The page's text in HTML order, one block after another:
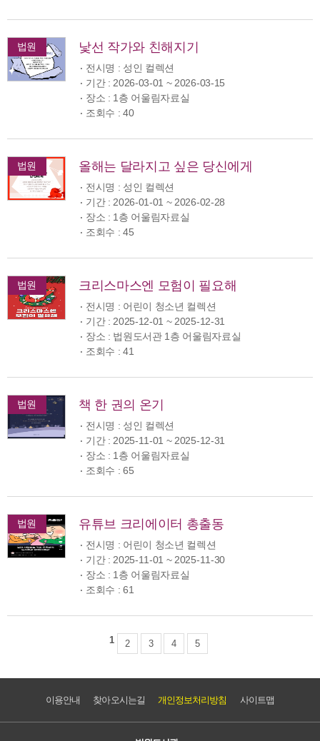
법원 낯선 작가와 친해지기
전시명 : 성인 컬렉션
기간 : 2026-03-01 ~ 2026-03-15
장소 : 1층 어울림자료실
조회수 : 40
법원 올해는 달라지고 싶은 당신에게
전시명 : 성인 컬렉션
기간 : 2026-01-01 ~ 2026-02-28
장소 : 1층 어울림자료실
조회수 : 45
법원 크리스마스엔 모험이 필요해
전시명 : 어린이 청소년 컬렉션
기간 : 2025-12-01 ~ 2025-12-31
장소 : 법원도서관 1층 어울림자료실
조회수 : 41
법원 책 한 권의 온기
전시명 : 성인 컬렉션
기간 : 2025-11-01 ~ 2025-12-31
장소 : 1층 어울림자료실
조회수 : 65
법원 유튜브 크리에이터 총출동
전시명 : 어린이 청소년 컬렉션
기간 : 2025-11-01 ~ 2025-11-30
장소 : 1층 어울림자료실
조회수 : 61
1 2 3 4 5
이용안내 찾아오시는길 개인정보처리방침 사이트맵